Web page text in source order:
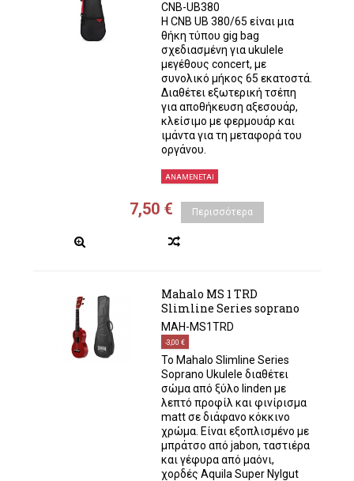
CNB-UB380
Η CNB UB 380/65 είναι μια
θήκη τύπου gig bag
σχεδιασμένη για ukulele
μεγέθους concert, με
συνολικό μήκος 65 εκατοστά.
Διαθέτει εξωτερική τσέπη
για αποθήκευση αξεσουάρ,
κλείσιμο με φερμουάρ και
ιμάντα για τη μεταφορά του
οργάνου.
ΑΝΑΜΈΝΕΤΑΙ
7,50 € Περισσότερα
Mahalo MS 1 TRD
Slimline Series soprano
MAH-MS1TRD
-3,00 €
Το Mahalo Slimline Series
Soprano Ukulele διαθέτει
σώμα από ξύλο linden με
λεπτό προφίλ και φινίρισμα
matt σε διάφανο κόκκινο
χρώμα. Είναι εξοπλισμένο με
μπράτσο από jabon, ταστιέρα
και γέφυρα από μαόνι,
χορδές Aquila Super Nylgut